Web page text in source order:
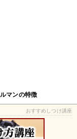
ルマンの特徴
おすすめしつけ講座